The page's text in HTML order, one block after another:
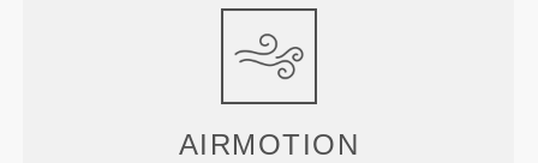
AIRMOTION